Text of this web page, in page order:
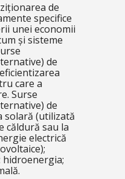
de
specifice
unei economii
și sisteme
de
care a
Surse
de
solară (utilizată
căldură sau la
electrică
hidroenergia;